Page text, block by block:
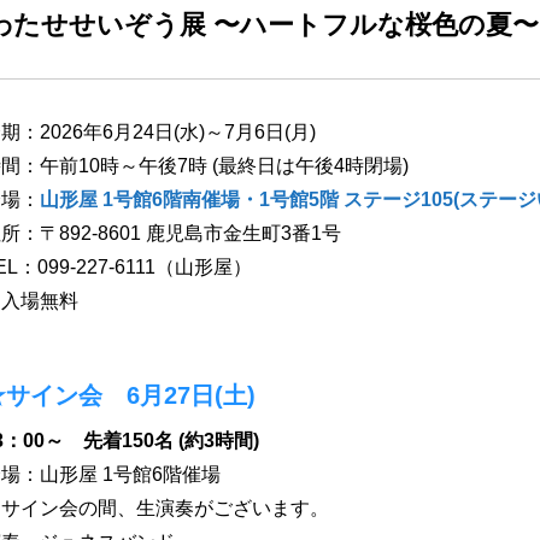
たせせいぞう展 〜ハートフルな桜色の夏〜
：2026年6月24日(水)～7月6日(月)
：午前10時～午後7時 (最終日は午後4時閉場)
： 山形屋 1号館6階南催場・1号館5階 ステージ105(ステー
：〒892-8601 鹿児島市金生町3番1号
：099-227-6111（山形屋）
場無料
イン会 6月27日(土)
：00～ 先着150名 (約3時間)
：山形屋 1号館6階催場
イン会の間、生演奏がございます。